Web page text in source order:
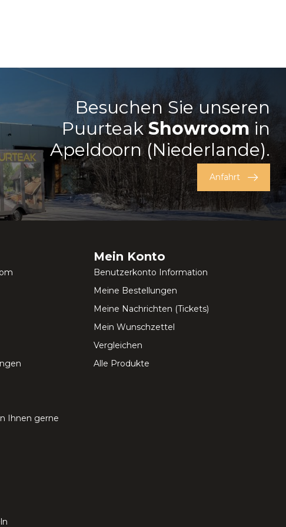
Besuchen Sie unseren
PuurteakShowroomin
Apeldoorn (Niederlande).
Anfahrt
Ihnen gerne
Mein Konto
Benutzerkonto Information
Meine Bestellungen
Meine Nachrichten (Tickets)
Mein Wunschzettel
Vergleichen
Alle Produkte